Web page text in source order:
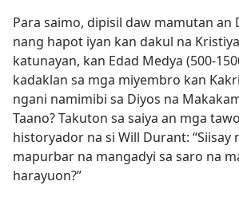
Para saimo, dipisil daw mamutan an
nang hapot iyan kan dakul na
katunayan, kan Edad Medya (500-
kadaklan sa mga miyembro kan
ngani namimibi sa Diyos na
Taano? Takuton sa saiya an mga
historyador na si Will Durant: “Siisay
mapurbar na mangadyi sa saro na
harayuon?”